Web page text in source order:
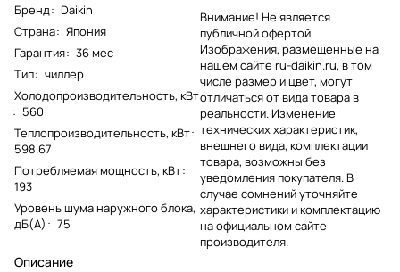
Бренд: Daikin
Страна: Япония
Гарантия: 36 мес
Тип: чиллер
Холодопроизводительность, кВт
: 560
Теплопроизводительность, кВт:
598.67
Потребляемая мощность, кВт:
193
Уровень шума наружного блока,
дБ(А) : 75
Описание
Внимание! Не является
публичной офертой.
Изображения, размещенные на
нашем сайте ru-daikin.ru, в том
числе размер и цвет, могут
отличаться от вида товара в
реальности. Изменение
технических характеристик,
внешнего вида, комплектации
товара, возможны без
уведомления покупателя. В
случае сомнений уточняйте
характеристики и комплектацию
на официальном сайте
производителя.